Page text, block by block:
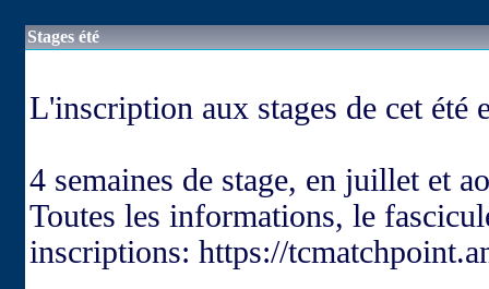
Stages été
L'inscription aux stages de cet été
4 semaines de stage, en juillet et
Toutes les informations, le
inscriptions: https://